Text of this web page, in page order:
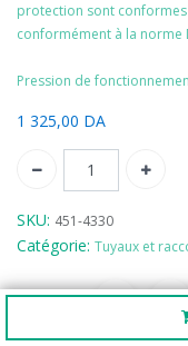
protection sont conformes
conformément à la norme
Pression de
1 325,00 DA
SKU: 451-4330
Catégorie: Tuyaux et
Partager :